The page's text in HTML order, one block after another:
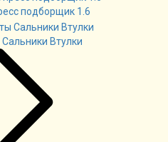
подборщик 1.6
Втулки